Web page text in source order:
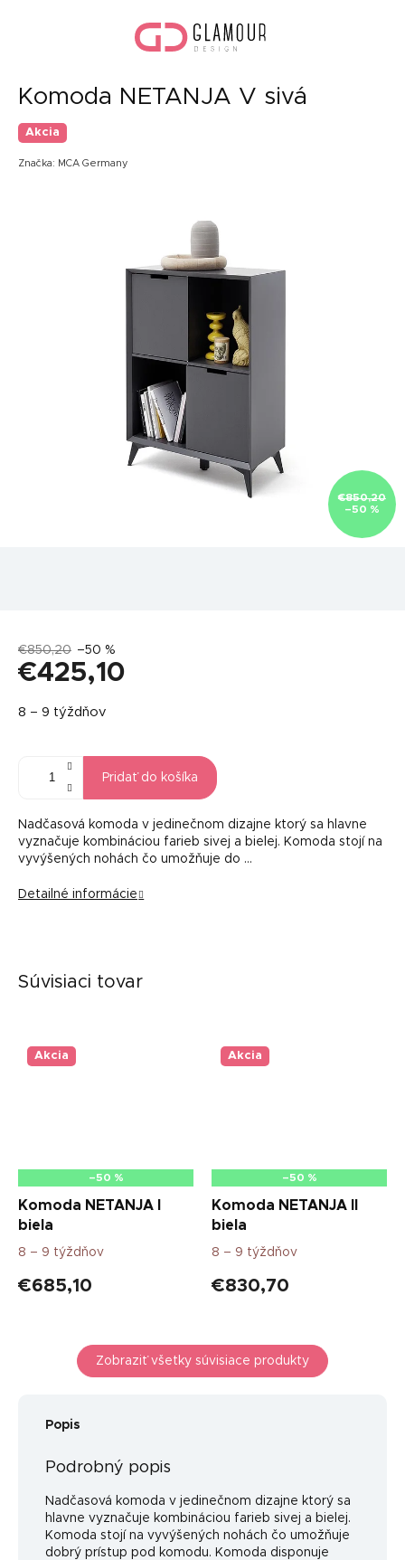
Komoda NETANJA V sivá
Akcia
Značka: MCA Germany
€850,20
–50 %
€850,20 –50 %
€425,10
cena:
8 – 9 týždňov
Pridať do košíka
Nadčasová komoda v jedinečnom dizajne ktorý sa hlavne
vyznačuje kombináciou farieb sivej a bielej. Komoda stojí na
vyvýšených nohách čo umožňuje do …
Detailné informácie
Súvisiaci tovar
Akcia
–50 %
Komoda NETANJA I
biela
8 – 9 týždňov
€685,10
Akcia
–50 %
Komoda NETANJA II
biela
8 – 9 týždňov
€830,70
Zobraziť všetky súvisiace produkty
Popis
Podrobný popis
Nadčasová komoda v jedinečnom dizajne ktorý sa
hlavne vyznačuje kombináciou farieb sivej a bielej.
Komoda stojí na vyvýšených nohách čo umožňuje
dobrý prístup pod komodu. Komoda disponuje